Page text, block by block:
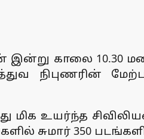
இன்று காலை
நிபுணரின்
மிக உயர்ந்த
சுமார் 350